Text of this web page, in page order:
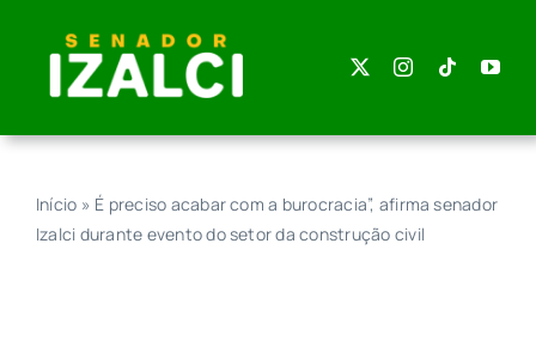
content
Início » É preciso acabar com a burocracia”, afirma senador
Izalci durante evento do setor da construção civil